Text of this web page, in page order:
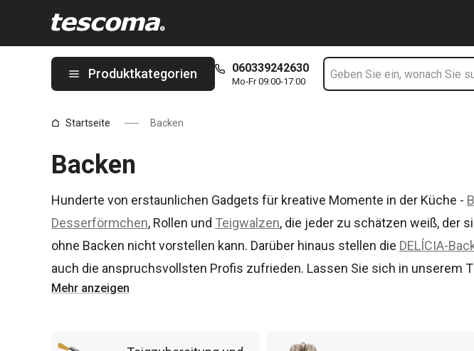
Produktkategorien 060339242630
Mo-Fr 09:00-17:00
Startseite Backen
Backen
Hunderte von erstaunlichen Gadgets für kreative Momente in der Küche -
Desserförmchen, Rollen und Teigwalzen, die jeder zu schätzen weiß, der
ohne Backen nicht vorstellen kann. Darüber hinaus stellen die DELÍCIA-
auch die anspruchsvollsten Profis zufrieden. Lassen Sie sich in unserem
Onlineshop inspirieren, nicht nur mit einer breiten Produktpalette, sondern
Mehr anzeigen